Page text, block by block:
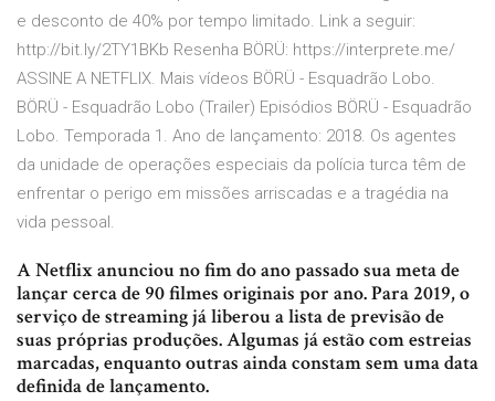
e desconto de 40% por tempo limitado. Link a seguir:
http://bit.ly/2TY1BKb Resenha BÖRÜ: https://interprete.me/
ASSINE A NETFLIX. Mais vídeos BÖRÜ - Esquadrão Lobo.
BÖRÜ - Esquadrão Lobo (Trailer) Episódios BÖRÜ - Esquadrão
Lobo. Temporada 1. Ano de lançamento: 2018. Os agentes
da unidade de operações especiais da polícia turca têm de
enfrentar o perigo em missões arriscadas e a tragédia na
vida pessoal.
A Netflix anunciou no fim do ano passado sua meta de
lançar cerca de 90 filmes originais por ano. Para 2019, o
serviço de streaming já liberou a lista de previsão de
suas próprias produções. Algumas já estão com estreias
marcadas, enquanto outras ainda constam sem uma data
definida de lançamento.